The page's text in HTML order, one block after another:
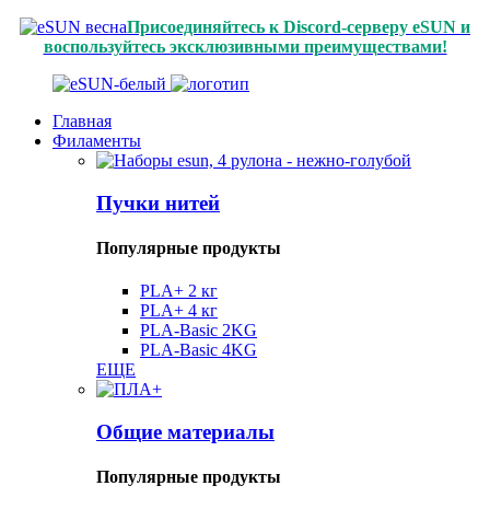
Присоединяйтесь к Discord-серверу eSUN и
воспользуйтесь эксклюзивными преимуществами!
Главная
Филаменты
Пучки нитей
Популярные продукты
PLA+ 2 кг
PLA+ 4 кг
PLA-Basic 2KG
PLA-Basic 4KG
ЕЩЕ
Общие материалы
Популярные продукты